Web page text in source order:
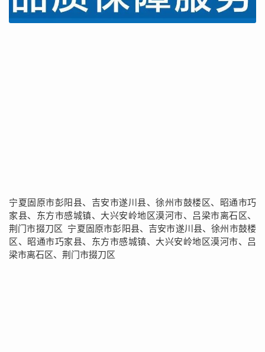
宁夏固原市彭阳县、吉安市遂川县、徐州市鼓楼区、昭通市巧
家县、东方市感城镇、大兴安岭地区漠河市、吕梁市离石区、
荆门市掇刀区 宁夏固原市彭阳县、吉安市遂川县、徐州市鼓楼
区、昭通市巧家县、东方市感城镇、大兴安岭地区漠河市、吕
梁市离石区、荆门市掇刀区